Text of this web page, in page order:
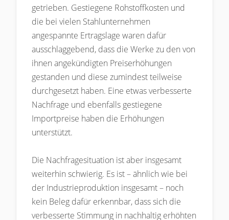
getrieben. Gestiegene Rohstoffkosten und
die bei vielen Stahlunternehmen
angespannte Ertragslage waren dafür
ausschlaggebend, dass die Werke zu den von
ihnen angekündigten Preiserhöhungen
gestanden und diese zumindest teilweise
durchgesetzt haben. Eine etwas verbesserte
Nachfrage und ebenfalls gestiegene
Importpreise haben die Erhöhungen
unterstützt.
Die Nachfragesituation ist aber insgesamt
weiterhin schwierig. Es ist – ähnlich wie bei
der Industrieproduktion insgesamt – noch
kein Beleg dafür erkennbar, dass sich die
verbesserte Stimmung in nachhaltig erhöhten